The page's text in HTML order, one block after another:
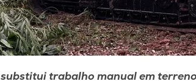
trabalho manual em